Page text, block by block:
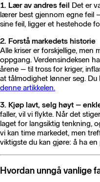
1. Lær av andres feil Det er
lærer best gjennom egne feil
sine feil, ligger et hestehode
2. Forstå markedets historie
Alle kriser er forskjellige, men
oppgang. Verdensindeksen
årene – til tross for kriger,
at tålmodighet lønner seg. Du
denne artikkelen.
3. Kjøp lavt, selg høyt –
faller, vil vi flykte. Når det
laget for langsiktig tenkning,
vi kan time markedet, men
viktigste du kan gjøre: å ha
Hvordan unngå vanlige